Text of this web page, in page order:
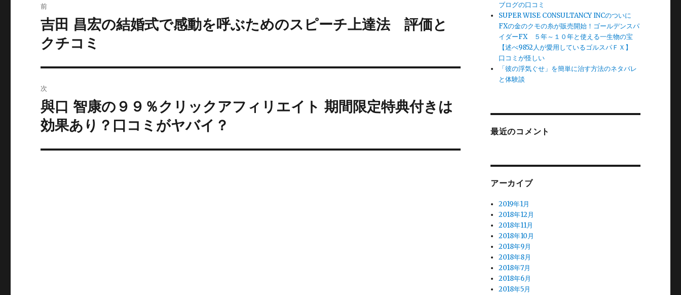
稿
ナ
ゲ
ー
シ
ョ
前
過
去
の
投
吉田 昌宏の結婚式で感動を呼ぶためのスピーチ上達法 評価と
クチコミ
次
次
の
投
稿:
與口 智康の９９％クリックアフィリエイト 期間限定特典付きは
効果あり？口コミがヤバイ？
ブログの口コミ
SUPER WISE CONSULTANCY INCのついに
FXの金のクモの糸が販売開始！ゴールデンスパ
イダーFX ５年～１０年と使える一生物の宝
【述べ9852人が愛用しているゴルスパＦＸ】
口コミが怪しい
「彼の浮気ぐせ」を簡単に治す方法のネタバレ
と体験談
最近のコメント
アーカイブ
2019年1月
2018年12月
2018年11月
2018年10月
2018年9月
2018年8月
2018年7月
2018年6月
2018年5月